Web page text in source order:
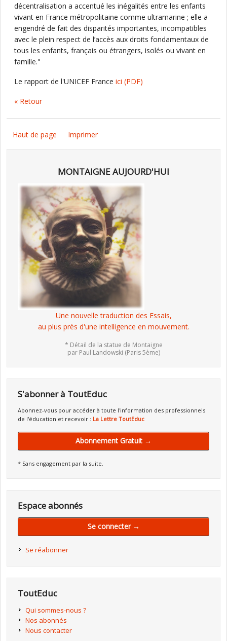
décentralisation a accentué les inégalités entre les enfants
vivant en France métropolitaine comme ultramarine ; elle a
engendré de fait des disparités importantes, incompatibles
avec le plein respect de l’accès aux droits fondamentaux de
tous les enfants, français ou étrangers, isolés ou vivant en
famille."
Le rapport de l'UNICEF France ici (PDF)
« Retour
Haut de page Imprimer
MONTAIGNE AUJOURD'HUI
Une nouvelle traduction des Essais,
au plus près d'une intelligence en mouvement.
* Détail de la statue de Montaigne
par Paul Landowski (Paris 5ème)
S'abonner à ToutEduc
Abonnez-vous pour accéder à toute l'information des professionnels
de l'éducation et recevoir : La Lettre ToutEduc
Abonnement Gratuit →
* Sans engagement par la suite.
Espace abonnés
Se connecter →
Se réabonner
ToutEduc
Qui sommes-nous ?
Nos abonnés
Nous contacter